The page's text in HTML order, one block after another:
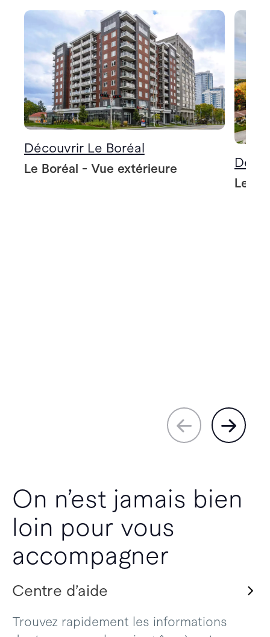
Découvrir Le Boréal
Le Boréal - Vue extérieure
Le
On n’est jamais bien
loin pour vous
accompagner
Centre d’aide
Trouvez rapidement les informations